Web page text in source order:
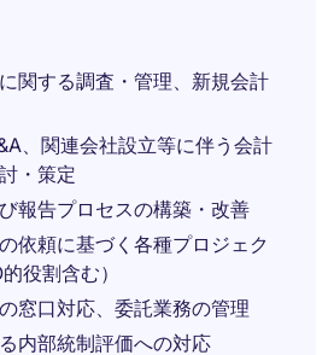
関する調査・管理、新規会計
、関連会社設立等に伴う会計
・策定
報告プロセスの構築・改善
依頼に基づく各種プロジェク
役割含む）
窓口対応、委託業務の管理
内部統制評価への対応